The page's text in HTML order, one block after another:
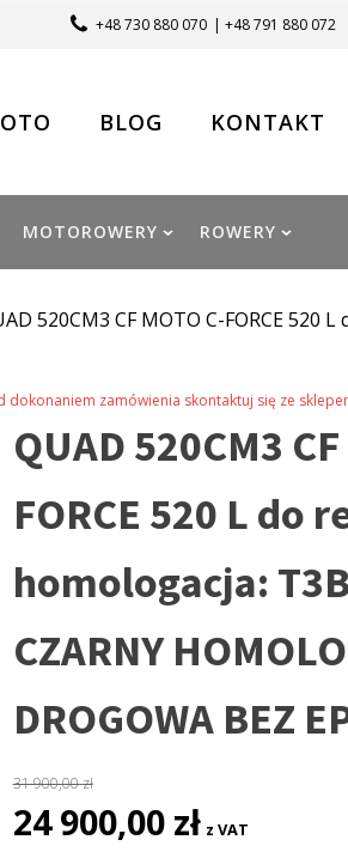
+48 730 880 070 | +48 791 880 072
BLOG KONTAKT
MOTOROWERY ROWERY
520CM3 CF MOTO C-FORCE 520
dokonaniem zamówienia skontaktuj się ze
QUAD 520CM3
FORCE 520 L do
homologacja:
CZARNY
DROGOWA BEZ
31 900,00zł
Pierwotna
cena
24 900,00 zł cena
z VAT